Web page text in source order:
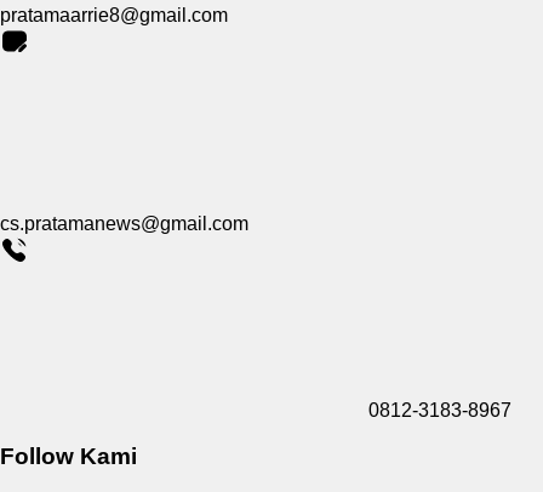
pratamaarrie8@gmail.com
cs.pratamanews@gmail.com
0812-3183-8967
Follow Kami